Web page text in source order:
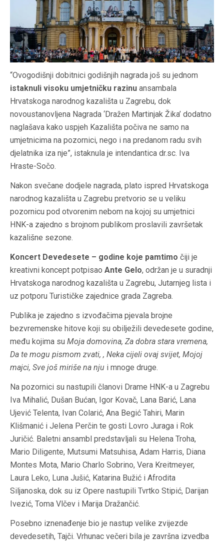
“Ovogodišnji dobitnici godišnjih nagrada još su jednom
istaknuli visoku umjetničku razinu ansambala
Hrvatskoga narodnog kazališta u Zagrebu, dok
novoustanovljena Nagrada ‘Dražen Martinjak Žika’ dodatno
naglašava kako uspjeh Kazališta počiva ne samo na
umjetnicima na pozornici, nego i na predanom radu svih
djelatnika iza nje”, istaknula je intendantica dr.sc. Iva
Hraste-Sočo.
Nakon svečane dodjele nagrada, plato ispred Hrvatskoga
narodnog kazališta u Zagrebu pretvorio se u veliku
pozornicu pod otvorenim nebom na kojoj su umjetnici
HNK-a zajedno s brojnom publikom proslavili završetak
kazališne sezone.
Koncert Devedesete – godine koje pamtimo čiji je
kreativni koncept potpisao Ante Gelo, održan je u suradnji
Hrvatskoga narodnog kazališta u Zagrebu, Jutarnjeg lista i
uz potporu Turističke zajednice grada Zagreba.
Publika je zajedno s izvođačima pjevala brojne
bezvremenske hitove koji su obilježili devedesete godine,
među kojima su Moja domovina, Za dobra stara vremena,
Da te mogu pismom zvati, , Neka cijeli ovaj svijet, Mojoj
majci, Sve još miriše na nju i mnoge druge.
Na pozornici su nastupili članovi Drame HNK-a u Zagrebu
Iva Mihalić, Dušan Bućan, Igor Kovač, Lana Barić, Lana
Ujević Telenta, Ivan Colarić, Ana Begić Tahiri, Marin
Klišmanić i Jelena Perčin te gosti Lovro Juraga i Rok
Juričić. Baletni ansambl predstavljali su Helena Troha,
Mario Diligente, Mutsumi Matsuhisa, Adam Harris, Diana
Montes Mota, Mario Charlo Sobrino, Vera Kreitmeyer,
Laura Leko, Luna Jušić, Katarina Bužić i Afrodita
Siljanoska, dok su iz Opere nastupili Tvrtko Stipić, Darijan
Ivezić, Toma Vlčev i Marija Dražančić.
Posebno iznenađenje bio je nastup velike zvijezde
devedesetih, Tajči. Vrhunac večeri bila je završna izvedba